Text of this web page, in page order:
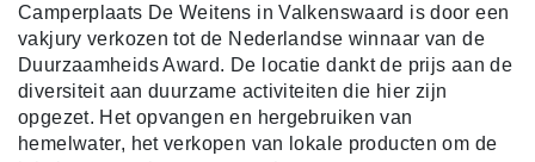
Camperplaats De Weitens in Valkenswaard is door een
vakjury verkozen tot de Nederlandse winnaar van de
Duurzaamheids Award. De locatie dankt de prijs aan de
diversiteit aan duurzame activiteiten die hier zijn
opgezet. Het opvangen en hergebruiken van
hemelwater, het verkopen van lokale producten om de